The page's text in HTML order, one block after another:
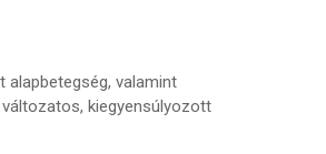
valamint
kiegyensúlyozott